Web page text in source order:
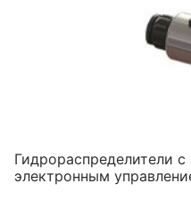
Гидрораспределители
электронным